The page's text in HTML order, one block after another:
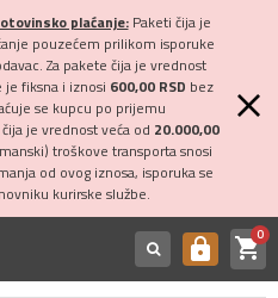
plaćanje:Paketi čija je
pouzećem prilikom isporuke
Za pakete čija je vrednost
je fiksna i iznosi 600,00 RSD bez
se kupcu po prijemu
je vrednost veća od 20.000,00
troškove transporta snosi
od ovog iznosa, isporuka se
kurirske službe.
https shopping_cart0